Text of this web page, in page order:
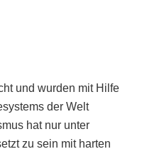
und wurden mit Hilfe
der Welt
hat nur unter
zu sein mit harten